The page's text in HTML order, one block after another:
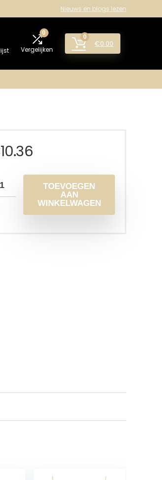
Nieuws en blogs lezen
0
Vergelijken
0
€0.00
10.36
TOEVOEGEN
AAN
WINKELWAGEN